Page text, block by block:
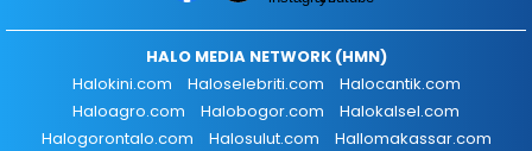
HALO MEDIA NETWORK (HMN)
Halokini.com
Haloselebriti.com
Halocantik.com
Haloagro.com
Halobogor.com
Halokalsel.com
Halogorontalo.com
Halosulut.com Hallomakassar.com